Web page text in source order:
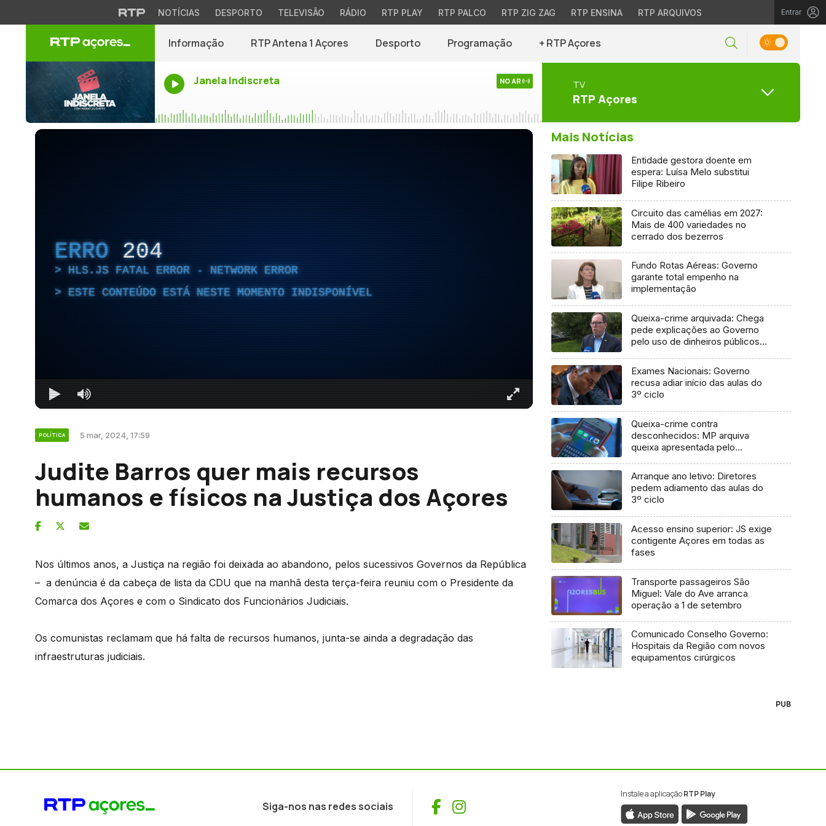
NOTÍCIAS DESPORTO TELEVISÃO RÁDIO RTP PLAY RTP PALCO RTP ZIG ZAG RTP ENSINA RTP ARQUIVOS Entrar
Informação RTP Antena 1 Açores Desporto Programação + RTP Açores
Janela Indiscreta NO AR TV
RTP Açores
ERRO 204
HLS.JS FATAL ERROR - NETWORK ERROR
ESTE CONTEÚDO ESTÁ NESTE MOMENTO INDISPONÍVEL
POLÍTICA 5 mar, 2024, 17:59
Judite Barros quer mais recursos
humanos e físicos na Justiça dos Açores
Nos últimos anos, a Justiça na região foi deixada ao abandono, pelos sucessivos Governos da República
– a denúncia é da cabeça de lista da CDU que na manhã desta terça-feira reuniu com o Presidente da
Comarca dos Açores e com o Sindicato dos Funcionários Judiciais.
Os comunistas reclamam que há falta de recursos humanos, junta-se ainda a degradação das
infraestruturas judiciais.
Mais Notícias
Entidade gestora doente em
espera: Luísa Melo substitui
Filipe Ribeiro
Circuito das camélias em 2027:
Mais de 400 variedades no
cerrado dos bezerros
Fundo Rotas Aéreas: Governo
garante total empenho na
implementação
Queixa-crime arquivada: Chega
pede explicações ao Governo
pelo uso de dinheiros públicos
Exames Nacionais: Governo
recusa adiar início das aulas do
3º ciclo
Queixa-crime contra
desconhecidos: MP arquiva
queixa apresentada pelo
Arranque ano letivo: Diretores
pedem adiamento das aulas do
3º ciclo
Acesso ensino superior: JS exige
contigente Açores em todas as
fases
Transporte passageiros São
Miguel: Vale do Ave arranca
operação a 1 de setembro
Comunicado Conselho Governo:
Hospitais da Região com novos
equipamentos cirúrgicos
PUB
Siga-nos nas redes sociais Facebook
Instagram
Instale a aplicaçãoRTP Play